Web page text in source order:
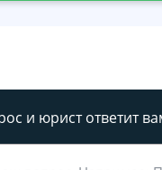
и юрист ответит